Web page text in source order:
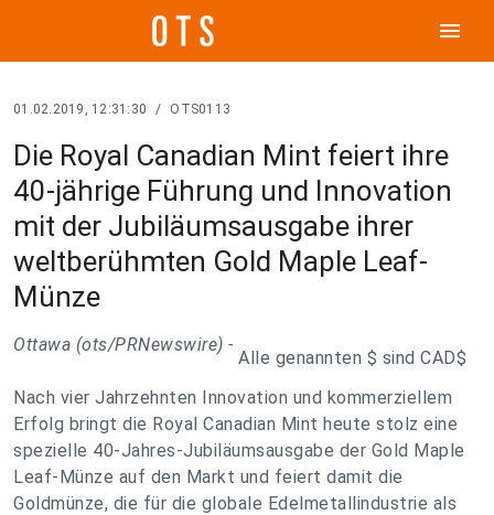
menu
01.02.2019, 12:31:30 / OTS0113
Die Royal Canadian Mint feiert ihre
40-jährige Führung und Innovation
mit der Jubiläumsausgabe ihrer
weltberühmten Gold Maple Leaf-
Münze
Ottawa (ots/PRNewswire) -
Alle genannten $ sind CAD$
Nach vier Jahrzehnten Innovation und kommerziellem
Erfolg bringt die Royal Canadian Mint heute stolz eine
spezielle 40-Jahres-Jubiläumsausgabe der Gold Maple
Leaf-Münze auf den Markt und feiert damit die
Goldmünze, die für die globale Edelmetallindustrie als